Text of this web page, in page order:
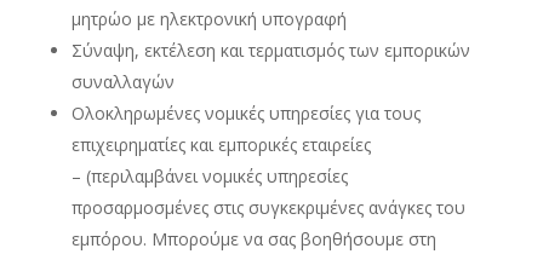
μητρώο με ηλεκτρονική υπογραφή
Σύναψη, εκτέλεση και τερματισμός των εμπορικών
συναλλαγών
Ολοκληρωμένες νομικές υπηρεσίες για τους
επιχειρηματίες και εμπορικές εταιρείες
– (περιλαμβάνει νομικές υπηρεσίες
προσαρμοσμένες στις συγκεκριμένες ανάγκες του
εμπόρου. Μπορούμε να σας βοηθήσουμε στη